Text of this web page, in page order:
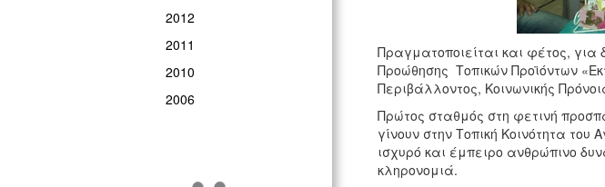
2012
2011
2010
2006
Πραγματοποιείται και φέτος,
Προώθησης Τοπικών Προϊόντων
Περιβάλλοντος, Κοινωνικής
Πρώτος σταθμός στη φετινή
γίνουν στην Τοπική Κοινότητα
ισχυρό και έμπειρο ανθρώπινο
κληρονομιά.